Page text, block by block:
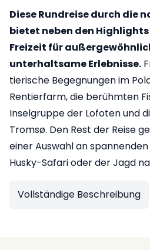
Diese Rundreise durch die
bietet neben den
Freizeit für
unterhaltsame Erlebnisse.
tierische Begegnungen im
Rentierfarm, die berühmten
Inselgruppe der Lofoten und
Tromsø. Den Rest der Reise
einer Auswahl an
Husky-Safari oder der Jagd
Vollständige Beschreibung